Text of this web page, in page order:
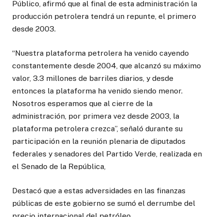
Público, afirmó que al final de esta administración la
producción petrolera tendrá un repunte, el primero
desde 2003.
“Nuestra plataforma petrolera ha venido cayendo
constantemente desde 2004, que alcanzó su máximo
valor, 3.3 millones de barriles diarios, y desde
entonces la plataforma ha venido siendo menor.
Nosotros esperamos que al cierre de la
administración, por primera vez desde 2003, la
plataforma petrolera crezca”, señaló durante su
participación en la reunión plenaria de diputados
federales y senadores del Partido Verde, realizada en
el Senado de la República,
Destacó que a estas adversidades en las finanzas
públicas de este gobierno se sumó el derrumbe del